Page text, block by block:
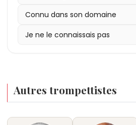
Connu dans son domaine
Je ne le connaissais pas
Autres trompettistes